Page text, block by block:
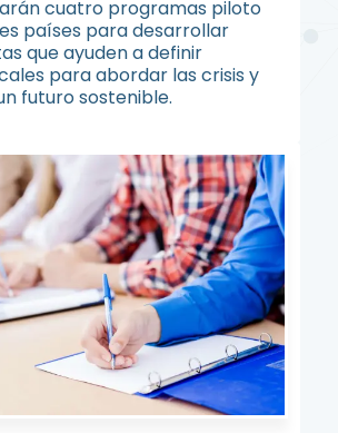
cuatro programas piloto
países para desarrollar
que ayuden a definir
para abordar las crisis y
futuro sostenible.